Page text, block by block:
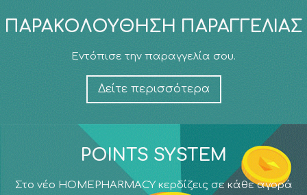
ΠΑΡΑΚΟΛΟΎΘΗΣΗ ΠΑΡΑΓΓΕΛΊΑΣ
Εντόπισε την παραγγελία σου.
Δείτε περισσότερα
POINTS SYSTEM
Στο νέο HOMEPHARMACY κερδίζεις σε κάθε αγορά